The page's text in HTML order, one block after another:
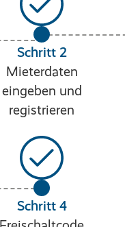
Schritt 2
Mieterdaten
eingeben und
registrieren
Schritt 4